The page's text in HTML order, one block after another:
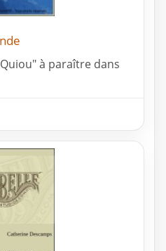
à paraître dans